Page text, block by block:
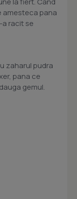
amesteca pana
a racit se
zaharul pudra
pana ce
gemul.